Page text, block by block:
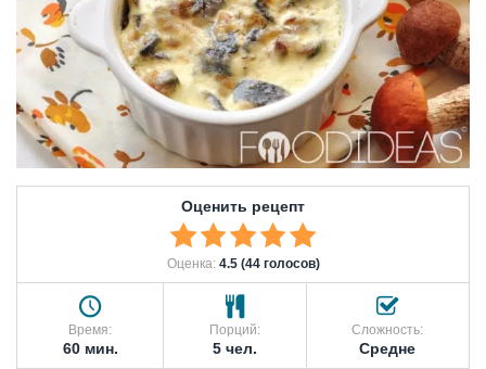
Оценить рецепт
Оценка: 4.5 (44 голосов)
Время:
60 мин.
Порций:
5 чел.
Сложность:
Средне